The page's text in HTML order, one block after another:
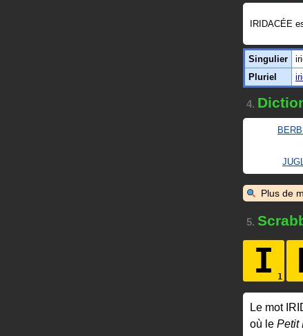
IRIDACÉE
Singulier
Pluriel
4.
Plus de
5.
I
Le mot
où le Petit